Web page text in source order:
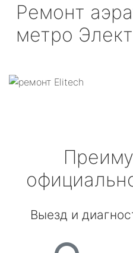
Ремонт
метро
Выезд и